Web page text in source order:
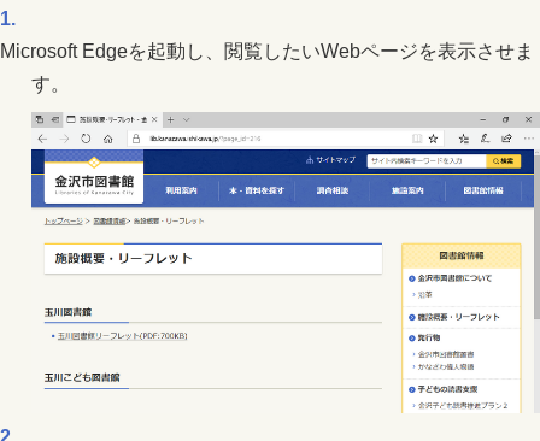
Microsoft Edgeを起動し、閲覧したいWebページを表示させま
す。